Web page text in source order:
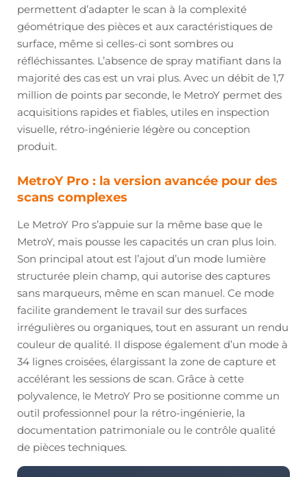
permettent d’adapter le scan à la complexité
géométrique des pièces et aux caractéristiques de
surface, même si celles-ci sont sombres ou
réfléchissantes. L’absence de spray matifiant dans la
majorité des cas est un vrai plus. Avec un débit de 1,7
million de points par seconde, le MetroY permet des
acquisitions rapides et fiables, utiles en inspection
visuelle, rétro-ingénierie légère ou conception
produit.
MetroY Pro : la version avancée pour des
scans complexes
Le MetroY Pro s’appuie sur la même base que le
MetroY, mais pousse les capacités un cran plus loin.
Son principal atout est l’ajout d’un mode lumière
structurée plein champ, qui autorise des captures
sans marqueurs, même en scan manuel. Ce mode
facilite grandement le travail sur des surfaces
irrégulières ou organiques, tout en assurant un rendu
couleur de qualité. Il dispose également d’un mode à
34 lignes croisées, élargissant la zone de capture et
accélérant les sessions de scan. Grâce à cette
polyvalence, le MetroY Pro se positionne comme un
outil professionnel pour la rétro-ingénierie, la
documentation patrimoniale ou le contrôle qualité
de pièces techniques.